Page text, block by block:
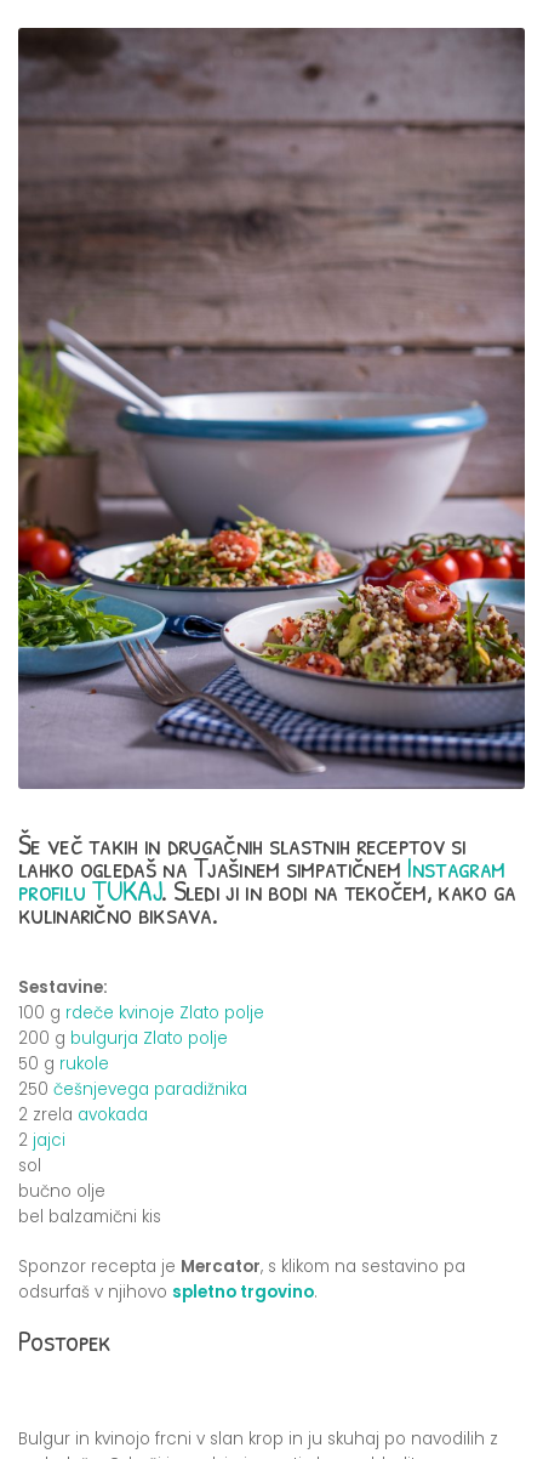
Še več takih in drugačnih slastnih receptov si
lahko ogledaš na Tjašinem simpatičnemInstagram
profilu TUKAJ. Sledi ji in bodi na tekočem, kako ga
kulinarično biksava.
Sestavine:
100 g rdeče kvinoje Zlato polje
200 g bulgurja Zlato polje
50 g rukole
250 češnjevega paradižnika
2 zrela avokada
2 jajci
sol
bučno olje
bel balzamični kis
Sponzor recepta je Mercator, s klikom na sestavino pa
odsurfaš v njihovo spletno trgovino.
Postopek
Bulgur in kvinojo frcni v slan krop in ju skuhaj po navodilih z